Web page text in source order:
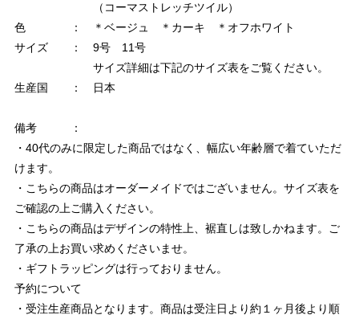
（コーマストレッチツイル）
色 ： ＊ベージュ ＊カーキ ＊オフホワイト
サイズ ： 9号 11号
サイズ詳細は下記のサイズ表をご覧ください。
生産国 ： 日本
備考 ：
・40代のみに限定した商品ではなく、幅広い年齢層で着ていただ
けます。
・こちらの商品はオーダーメイドではございません。サイズ表を
ご確認の上ご購入ください。
・こちらの商品はデザインの特性上、裾直しは致しかねます。ご
了承の上お買い求めくださいませ。
・ギフトラッピングは行っておりません。
予約について
・受注生産商品となります。商品は受注日より約１ヶ月後より順